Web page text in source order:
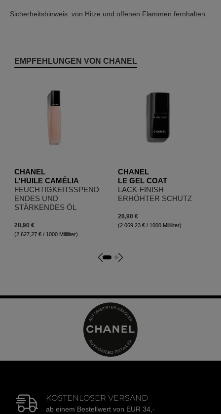
Sicherheitshinweis: von Hitze und offenen Flammen fernhalten.
Produktgalerie überspringen
EMPFEHLUNGEN VON CHANEL
CHANEL
L'HUILE CAMÉLIA
FEUCHTIGKEITSSPEND
ENDES UND
STÄRKENDES ÖL
28,90 €
(2.627,27 € / 1000 Milliliter)
CHANEL
LE GEL COAT
LACK-FINISH
ERHÖHTER SCHUTZ
26,90 €
(2.069,23 € / 1000 Milliliter)
KOSTENLOSER VERSAND
ab einem Bestellwert von EUR 34,-